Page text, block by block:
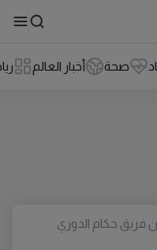
صحة أخبار العالم
فريق حكام الدوري